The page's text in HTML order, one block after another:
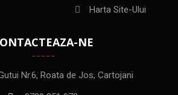
Harta Site-Ului
NE
Nr.6, Roata de Jos, Cartojani